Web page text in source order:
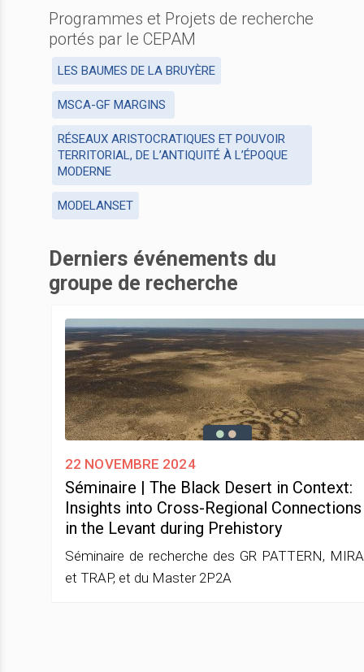
Programmes et Projets de recherche
portés par le CEPAM
LES BAUMES DE LA BRUYÈRE
MSCA-GF MARGINS
RÉSEAUX ARISTOCRATIQUES ET POUVOIR
TERRITORIAL, DE L’ANTIQUITÉ À L’ÉPOQUE
MODERNE
MODELANSET
Derniers événements du
groupe de recherche
22 novembre 2024
Séminaire | The Black Desert in Context:
Insights into Cross-Regional Connections
in the Levant during Prehistory
Séminaire de recherche des GR PATTERN,
et TRAP, et du Master 2P2A